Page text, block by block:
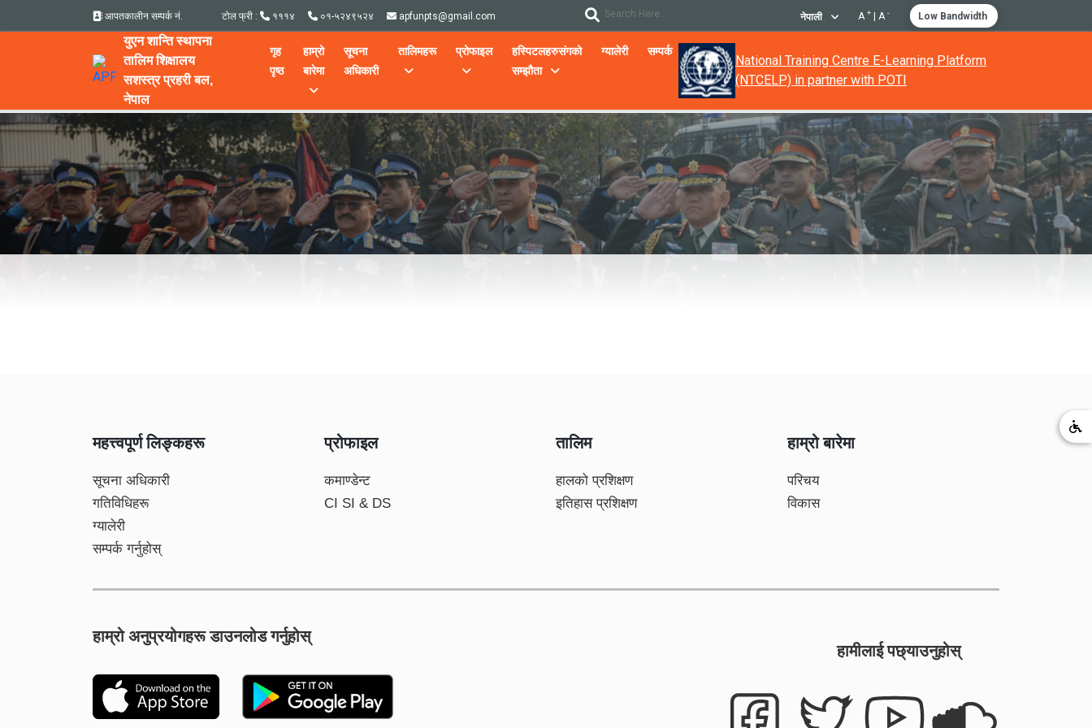
आपतकालीन सम्पर्क नं. टोल फ्री : १११४ ०१-५२४९५२४ apfunpts@gmail.com नेपाली A + | A - Low Bandwidth
युएन शान्ति स्थापना
तालिम शिक्षालय
सशस्त्र प्रहरी बल,
नेपाल
गृह
पृष्ठ
हाम्रो
बारेमा
सूचना
अधिकारी
तालिमहरू प्रोफाइल
हस्पिटलहरुसंगको
सम्झौता
ग्यालेरी सम्पर्क
National Training Centre E-Learning Platform
(NTCELP) in partner with POTI
महत्त्वपूर्ण लिङ्कहरू
सूचना अधिकारी
गतिविधिहरू
ग्यालेरी
सम्पर्क गर्नुहोस्
प्रोफाइल
कमाण्डेन्ट
CI SI & DS
तालिम
हालको प्रशिक्षण
इतिहास प्रशिक्षण
हाम्रो बारेमा
परिचय
विकास
हाम्रो अनुप्रयोगहरू डाउनलोड गर्नुहोस्
हामीलाई पछ्याउनुहोस्